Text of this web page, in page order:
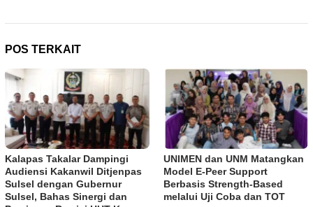
POS TERKAIT
Kalapas Takalar Dampingi
Audiensi Kakanwil Ditjenpas
Sulsel dengan Gubernur
Sulsel, Bahas Sinergi dan
UNIMEN dan UNM Matangkan
Model E-Peer Support
Berbasis Strength-Based
melalui Uji Coba dan TOT